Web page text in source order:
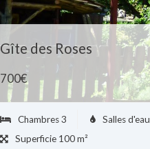
Gîte de Louis
900€
Chambres 5 Salles d'eau
Superficie 190 m²